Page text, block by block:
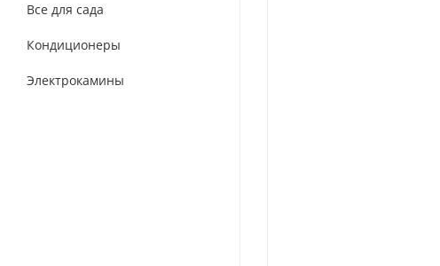
Все для сада
Кондиционеры
Электрокамины